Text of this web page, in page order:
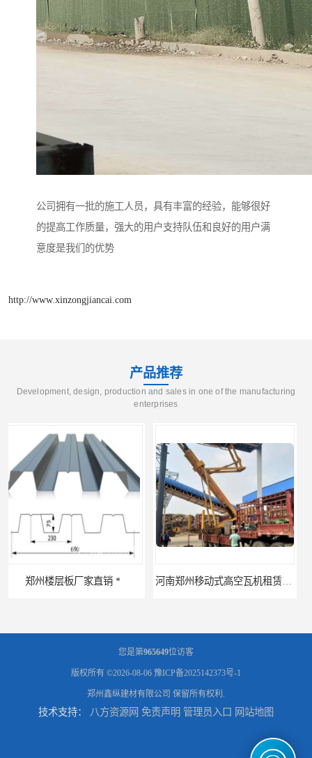
公司拥有一批的施工人员，具有丰富的经验，能够很好
的提高工作质量，强大的用户支持队伍和良好的用户满
意度是我们的优势
http://www.xinzongjiancai.com
产品推荐
Development, design, production and sales in one of the manufacturing
enterprises
您是第965649位访客
版权所有 ©2026-08-06 豫ICP备2025142373号-1
郑州鑫纵建材有限公司 保留所有权利.
技术支持： 八方资源网 免责声明 管理员入口 网站地图